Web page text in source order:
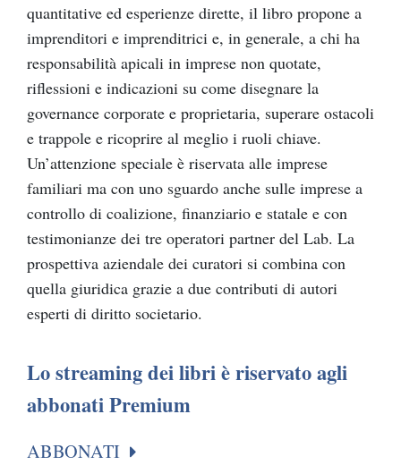
quantitative ed esperienze dirette, il libro propone a
imprenditori e imprenditrici e, in generale, a chi ha
responsabilità apicali in imprese non quotate,
riflessioni e indicazioni su come disegnare la
governance corporate e proprietaria, superare ostacoli
e trappole e ricoprire al meglio i ruoli chiave.
Un’attenzione speciale è riservata alle imprese
familiari ma con uno sguardo anche sulle imprese a
controllo di coalizione, finanziario e statale e con
testimonianze dei tre operatori partner del Lab. La
prospettiva aziendale dei curatori si combina con
quella giuridica grazie a due contributi di autori
esperti di diritto societario.
Lo streaming dei libri è riservato agli
abbonati Premium
ABBONATI